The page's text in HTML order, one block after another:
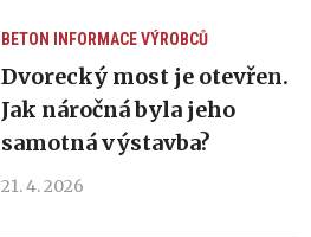
BETON INFORMACE VÝROBCŮ
Dvorecký most je otevřen.
Jak náročná byla jeho
samotná výstavba?
21. 4. 2026